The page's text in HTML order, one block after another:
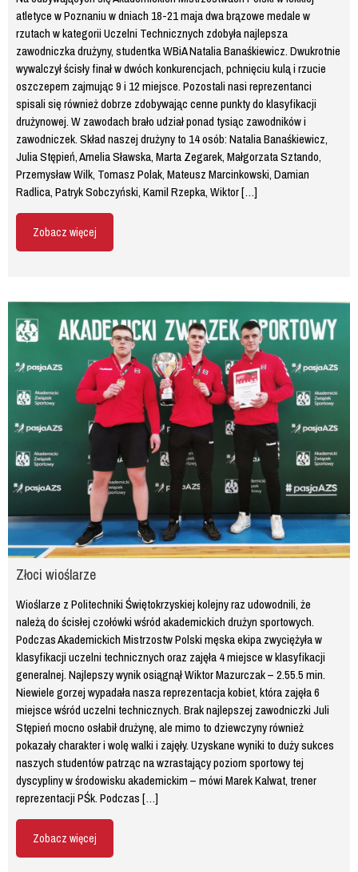
atletyce w Poznaniu w dniach 18-21 maja dwa brązowe medale w
rzutach w kategorii Uczelni Technicznych zdobyła najlepsza
zawodniczka drużyny, studentka WBiA Natalia Banaśkiewicz. Dwukrotnie
wywalczył ścisły finał w dwóch konkurencjach, pchnięciu kulą i rzucie
oszczepem zajmując 9 i 12 miejsce. Pozostali nasi reprezentanci
spisali się również dobrze zdobywając cenne punkty do klasyfikacji
drużynowej. W zawodach brało udział ponad tysiąc zawodników i
zawodniczek. Skład naszej drużyny to 14 osób: Natalia Banaśkiewicz,
Julia Stępień, Amelia Sławska, Marta Zegarek, Małgorzata Sztando,
Przemysław Wilk, Tomasz Polak, Mateusz Marcinkowski, Damian
Radlica, Patryk Sobczyński, Kamil Rzepka, Wiktor […]
Zobacz więcej
Złoci wioślarze
Wioślarze z Politechniki Świętokrzyskiej kolejny raz udowodnili, że
należą do ścisłej czołówki wśród akademickich drużyn sportowych.
Podczas Akademickich Mistrzostw Polski męska ekipa zwyciężyła w
klasyfikacji uczelni technicznych oraz zajęła 4 miejsce w klasyfikacji
generalnej. Najlepszy wynik osiągnął Wiktor Mazurczak – 2.55.5 min.
Niewiele gorzej wypadała nasza reprezentacja kobiet, która zajęła 6
miejsce wśród uczelni technicznych. Brak najlepszej zawodniczki Juli
Stępień mocno osłabił drużynę, ale mimo to dziewczyny również
pokazały charakter i wolę walki i zajęły. Uzyskane wyniki to duży sukces
naszych studentów patrząc na wzrastający poziom sportowy tej
dyscypliny w środowisku akademickim – mówi Marek Kalwat, trener
reprezentacji PŚk. Podczas […]
Zobacz więcej